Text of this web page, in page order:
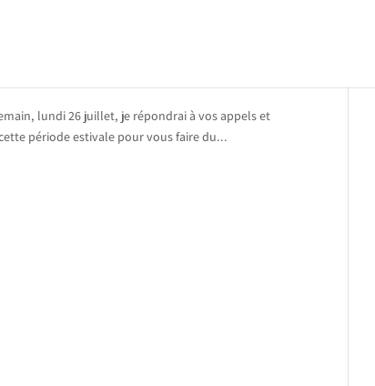
lundi 26 juillet, je répondrai à vos appels et
période estivale pour vous faire du...